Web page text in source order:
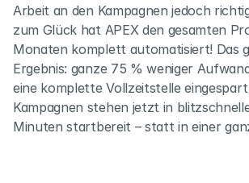
Arbeit an den Kampagnen jedoch
zum Glück hat APEX den gesamten
Monaten komplett automatisiert! Das
Ergebnis: ganze 75 % weniger
eine komplette Vollzeitstelle
Kampagnen stehen jetzt in
Minuten startbereit – statt in einer